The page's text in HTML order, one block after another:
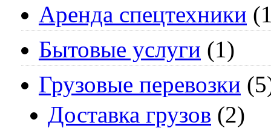
Аренда спецтехники
Бытовые услуги (1)
Грузовые перевозки
Доставка грузов (2)